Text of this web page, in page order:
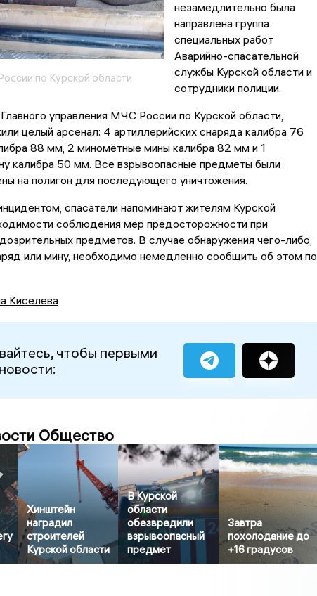
по Курской области
незамедлительно была
направлена группа
специальных работ
Аварийно-спасательной
службы Курской области и
сотрудники полиции.
управления МЧС России по Курской области,
целый арсенал: 4 артиллерийских снаряда калибра 76
88 мм, 2 миномётные мины калибра 82 мм и 1
калибра 50 мм. Все взрывоопасные предметы были
на полигон для последующего уничтожения.
спасатели напоминают жителям Курской
соблюдения мер предосторожности при
предметов. В случае обнаружения чего-либо,
или мину, необходимо немедленно сообщить об этом по
Киселева
чтобы первыми
Общество
Хинштейн
наградил
строителей
Курской области
В Курской
области
обезвредили
взрывоопасный
предмет
Завтра
похолодание до
+16 градусов